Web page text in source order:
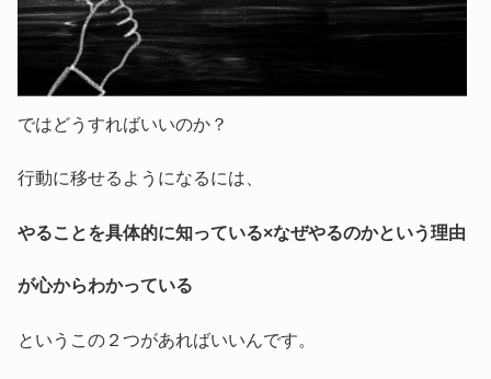
ではどうすればいいのか？
行動に移せるようになるには、
やることを具体的に知っている×なぜやるのかという理由
が心からわかっている
というこの２つがあればいいんです。